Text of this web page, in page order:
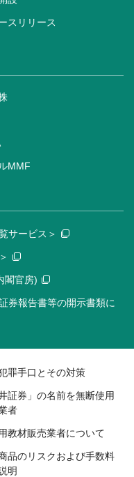
スリリース
MMF
サービス＞
閣官房)
券報告書等の開示書類に
罪手口とその対策
井証券」の名前を無断使用
者
教材販売業者について
品のリスクおよび手数料
明